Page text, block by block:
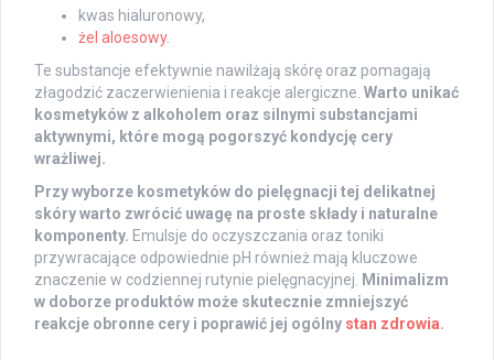
kwas hialuronowy,
żel aloesowy.
Te substancje efektywnie nawilżają skórę oraz pomagają
złagodzić zaczerwienienia i reakcje alergiczne. Warto unikać
kosmetyków z alkoholem oraz silnymi substancjami
aktywnymi, które mogą pogorszyć kondycję cery
wrażliwej.
Przy wyborze kosmetyków do pielęgnacji tej delikatnej
skóry warto zwrócić uwagę na proste składy i naturalne
komponenty. Emulsje do oczyszczania oraz toniki
przywracające odpowiednie pH również mają kluczowe
znaczenie w codziennej rutynie pielęgnacyjnej. Minimalizm
w doborze produktów może skutecznie zmniejszyć
reakcje obronne cery i poprawić jej ogólny stan zdrowia.